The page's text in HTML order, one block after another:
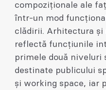
compoziționale ale
într-un mod
clădirii. Arhitectura
reflectă funcțiunile
primele două niveluri
destinate publicului
și working space, iar